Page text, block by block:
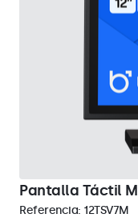
Pantalla Táctil
Referencia: 12TSV7M